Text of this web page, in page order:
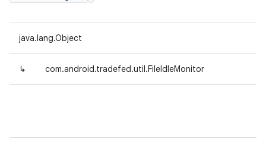
java.lang.Object
↳ com.android.tradefed.util.FileIdleMonitor